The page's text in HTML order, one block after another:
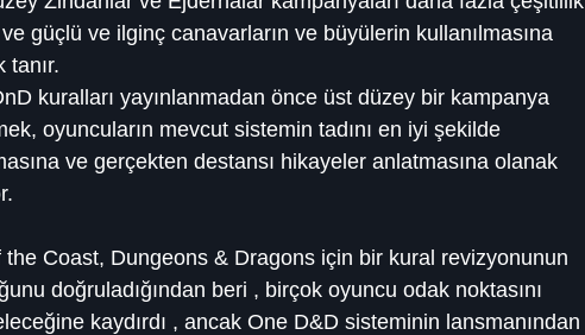
güçlü ve ilginç canavarların ve büyülerin kullanılmasına
tanır.
kuralları yayınlanmadan önce üst düzey bir kampanya
oyuncuların mevcut sistemin tadını en iyi şekilde
ve gerçekten destansı hikayeler anlatmasına olanak
the Coast, Dungeons & Dragons için bir kural revizyonunun
doğruladığından beri , birçok oyuncu odak noktasını
kaydırdı , ancak One D&D sisteminin lansmanından